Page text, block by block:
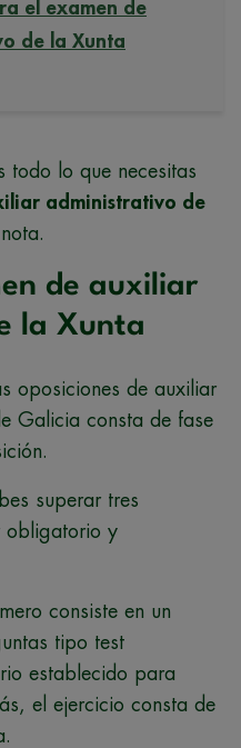
el examen de
de la Xunta
todo lo que necesitas
administrativo de
de auxiliar
la Xunta
oposiciones de auxiliar
Galicia consta de fase
superar tres
obligatorio y
consiste en un
tipo test
establecido para
el ejercicio consta de